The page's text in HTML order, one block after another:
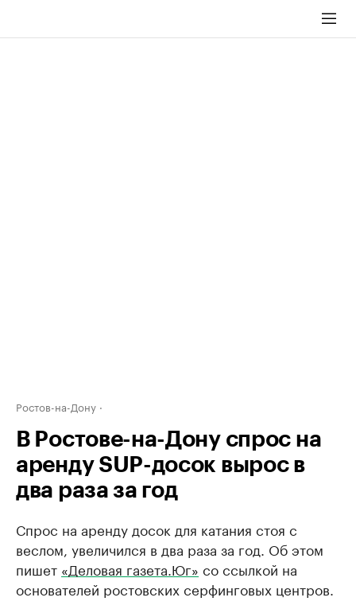
Ростов-на-Дону
В Ростове-на-Дону спрос на
аренду SUP-досок вырос в
два раза за год
Спрос на аренду досок для катания стоя с
веслом, увеличился в два раза за год. Об этом
пишет «Деловая газета.Юг» со ссылкой на
основателей ростовских серфинговых центров.